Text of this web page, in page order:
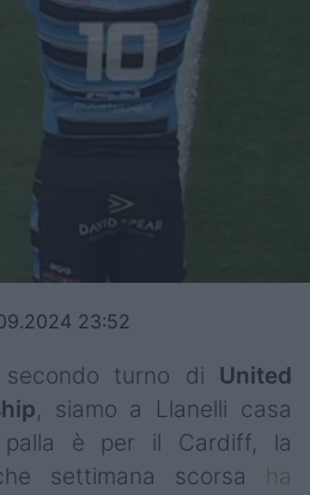
23:52
turno di United
, siamo a Llanelli casa
è per il Cardiff, la
settimana scorsa ha